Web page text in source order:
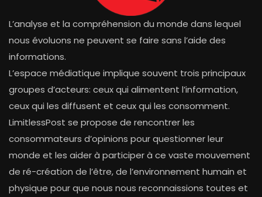
L’analyse et la compréhension du monde dans lequel
nous évoluons ne peuvent se faire sans l’aide des
informations.
L’espace médiatique implique souvent trois principaux
groupes d’acteurs: ceux qui alimentent l’information,
ceux qui les diffusent et ceux qui les consomment.
LimitlessPost se propose de rencontrer les
consommateurs d’opinions pour questionner leur
monde et les aider à participer à ce vaste mouvement
de ré-création de l’être, de l’environnement humain et
physique pour que nous nous reconnaissions toutes et